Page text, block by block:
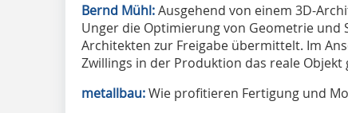
Bernd Mühl:Ausgehend von einem 3D-
Unger die Optimierung von Geometrie und
Architekten zur Freigabe übermittelt. Im
Zwillings in der Produktion das reale Objekt
metallbau:Wie profitieren Fertigung und